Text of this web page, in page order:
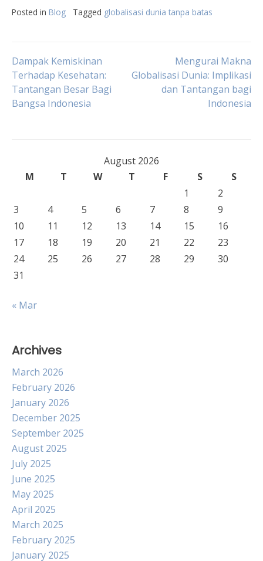
Posted in Blog Tagged globalisasi dunia tanpa batas
Post
navigation
Dampak Kemiskinan
Terhadap Kesehatan:
Tantangan Besar Bagi
Bangsa Indonesia
Mengurai Makna
Globalisasi Dunia: Implikasi
dan Tantangan bagi
Indonesia
August 2026
M
T W T F S
S
1
2
3
4 5 6 7 8
9
10
11 12 13 14 15
16
17
18 19 20 21 22
23
24
25 26 27 28 29
30
31
« Mar
Archives
March 2026
February 2026
January 2026
December 2025
September 2025
August 2025
July 2025
June 2025
May 2025
April 2025
March 2025
February 2025
January 2025